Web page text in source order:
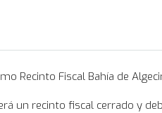
Recinto Fiscal Bahía de
un recinto fiscal cerrado y